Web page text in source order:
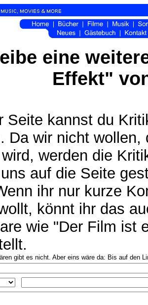
eine
Effekt"
Seite kannst du
Da wir nicht
werden die
auf die Seite
ihr nur kurze
könnt ihr das
wie "Der Film ist
gibt es nicht. Aber eins wäre da: Bis auf den